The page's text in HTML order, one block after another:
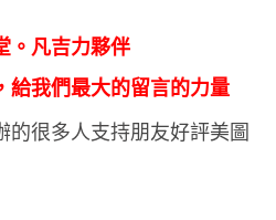
。凡吉力夥伴
給我們最大的留言的力量
的很多人支持朋友好評美圖